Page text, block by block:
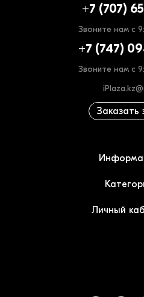
+7 (707)
Звоните нам с
+7 (747)
Звоните нам с
Заказать
Личный